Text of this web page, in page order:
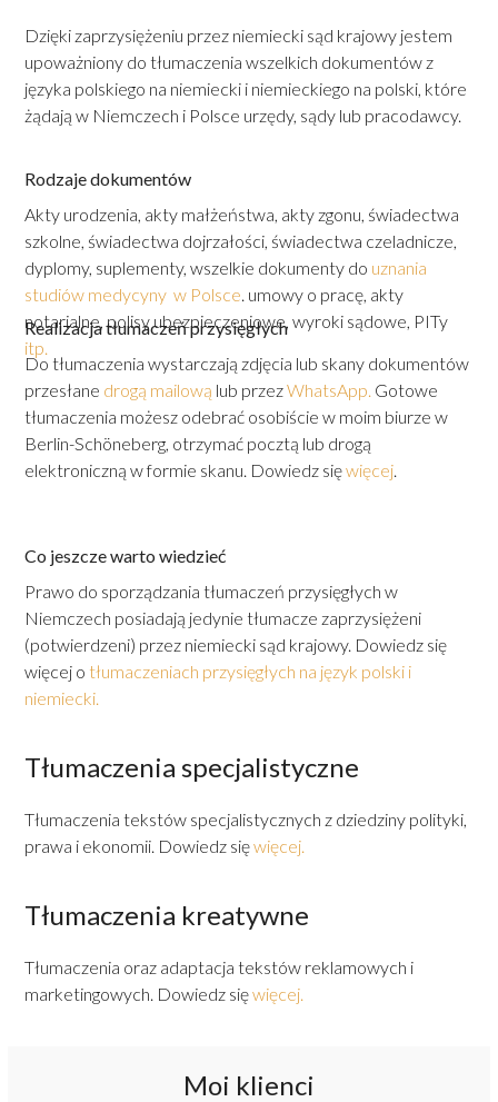
Dzięki zaprzysiężeniu przez niemiecki sąd krajowy jestem
upoważniony do tłumaczenia wszelkich dokumentów z
języka polskiego na niemiecki i niemieckiego na polski, które
żądają w Niemczech i Polsce urzędy, sądy lub pracodawcy.
Rodzaje dokumentów
Akty urodzenia, akty małżeństwa, akty zgonu, świadectwa
szkolne, świadectwa dojrzałości, świadectwa czeladnicze,
dyplomy, suplementy, wszelkie dokumenty do uznania
studiów medycyny w Polsce. umowy o pracę, akty
notarialne, polisy ubezpieczeniowe, wyroki sądowe, PITy
itp.
Realizacja tłumaczeń przysięgłych
Do tłumaczenia wystarczają zdjęcia lub skany dokumentów
przesłane drogą mailową lub przezWhatsApp. Gotowe
tłumaczenia możesz odebrać osobiście w moim biurze w
Berlin-Schöneberg, otrzymać pocztą lub drogą
elektroniczną w formie skanu. Dowiedz sięwięcej.
Co jeszcze warto wiedzieć
Prawo do sporządzania tłumaczeń przysięgłych w
Niemczech posiadają jedynie tłumacze zaprzysiężeni
(potwierdzeni) przez niemiecki sąd krajowy. Dowiedz się
więcej o tłumaczeniach przysięgłych na język polski i
niemiecki.
Tłumaczenia specjalistyczne
Tłumaczenia tekstów specjalistycznych z dziedziny polityki,
prawa i ekonomii. Dowiedz sięwięcej.
Tłumaczenia kreatywne
Tłumaczenia oraz adaptacja tekstów reklamowych i
marketingowych. Dowiedz sięwięcej.
Moi klienci